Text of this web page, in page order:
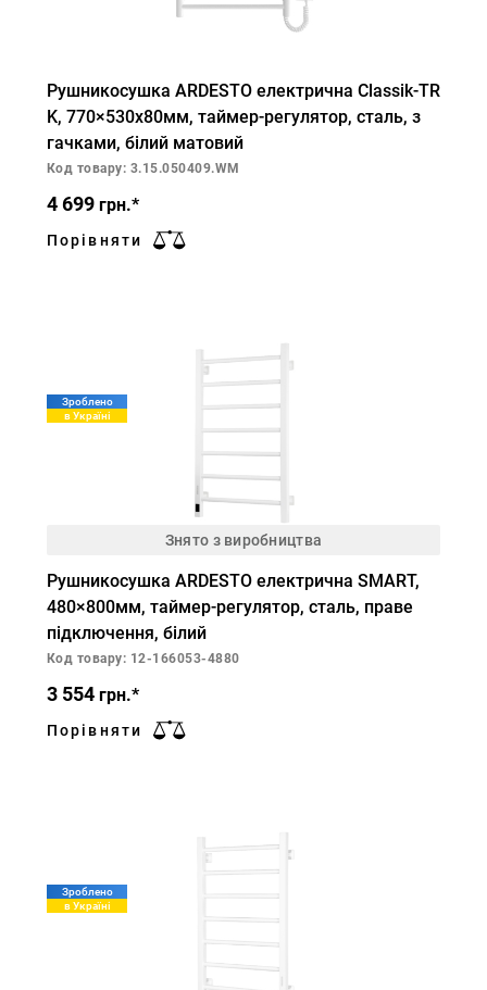
Рушникосушка ARDESTO електрична Classik-TR
K, 770×530х80мм, таймер-регулятор, сталь, з
гачками, білий матовий
Код товару: 3.15.050409.WM
4 699 грн.*
Порівняти
Знято з виробництва
Зроблено
в Україні
Рушникосушка ARDESTO електрична SMART,
480×800мм, таймер-регулятор, сталь, праве
підключення, білий
Код товару: 12-166053-4880
3 554 грн.*
Порівняти
Зроблено
в Україні